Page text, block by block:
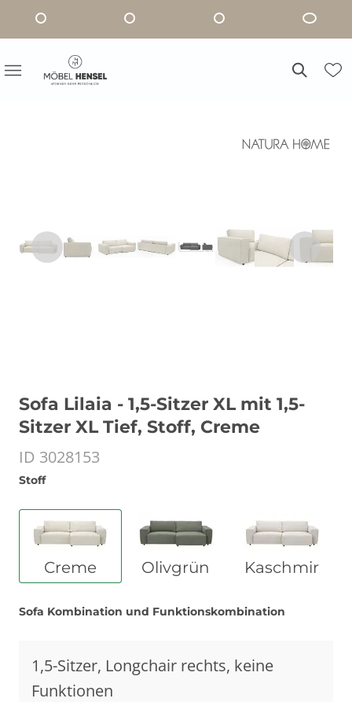
Sofa Lilaia - 1,5-Sitzer XL mit 1,5-
Sitzer XL Tief, Stoff, Creme
ID 3028153
Stoff
Creme Olivgrün Kaschmir
Sofa Kombination und Funktionskombination
1,5-Sitzer, Longchair rechts, keine
Funktionen